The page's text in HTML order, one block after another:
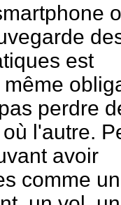
est
perdre
l'autre.
avoir
comme un